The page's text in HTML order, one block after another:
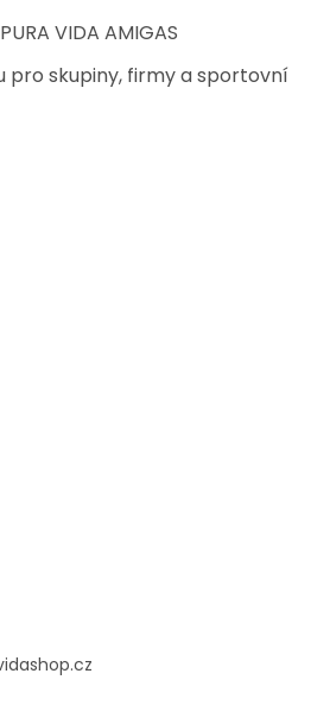
VIDA AMIGAS
pro skupiny, firmy a sportovní